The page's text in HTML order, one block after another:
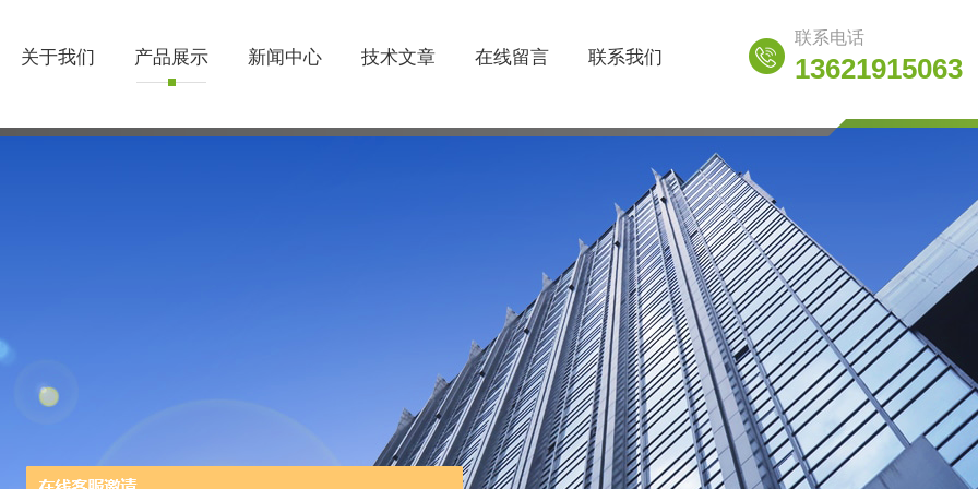
关于我们 产品展示 新闻中心 技术文章 在线留言 联系我们
联系电话
13621915063